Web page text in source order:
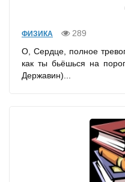
ФИЗИКА
289
О, Сердце, полное
как ты бьёшься на
Державин)...